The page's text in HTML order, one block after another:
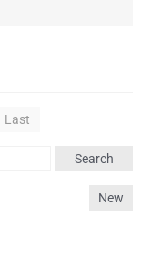
Last
Search
New